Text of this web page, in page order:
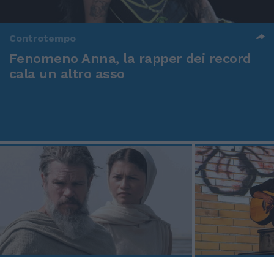
Controtempo
Fenomeno Anna, la rapper dei record
cala un altro asso